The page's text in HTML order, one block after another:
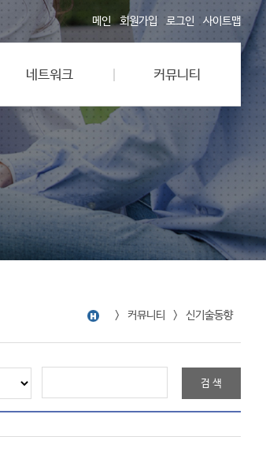
메인 회원가입 로그인 사이트맵
네트워크 커뮤니티
커뮤니티 신기술동향